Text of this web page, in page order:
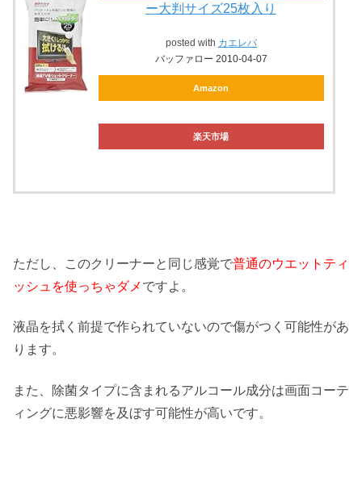
ー大判サイズ25枚入り
posted with カエレバ
バッファロー 2010-04-07
Amazon
楽天市場
ただし、このクリーナーと同じ感覚で普通のウエットティ
ッシュを使っちゃダメ ですよ。
液晶を拭く前提で作られていないので傷がつく可能性があ
ります。
また、除菌タイプに含まれるアルコール成分は画面コーテ
ィングに悪影響を及ぼす可能性が高いです。